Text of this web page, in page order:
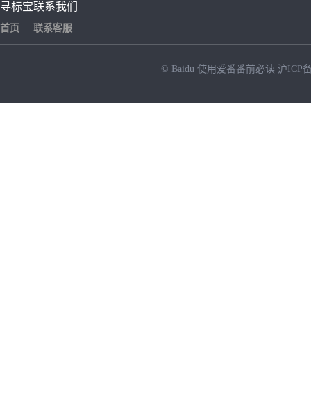
寻标宝
首页
联系我们
联系客服
© Baidu 使用爱番番前必读 沪ICP